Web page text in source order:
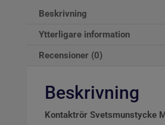
Beskrivning
Ytterligare information
Recensioner (0)
Beskrivning
Kontaktrör Svetsmunstycke